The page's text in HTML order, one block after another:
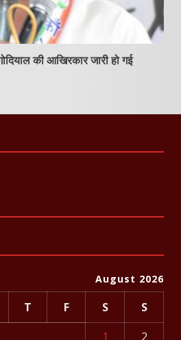
की आखिरकार जारी हो गई
August 2026
T F S
S
1
2